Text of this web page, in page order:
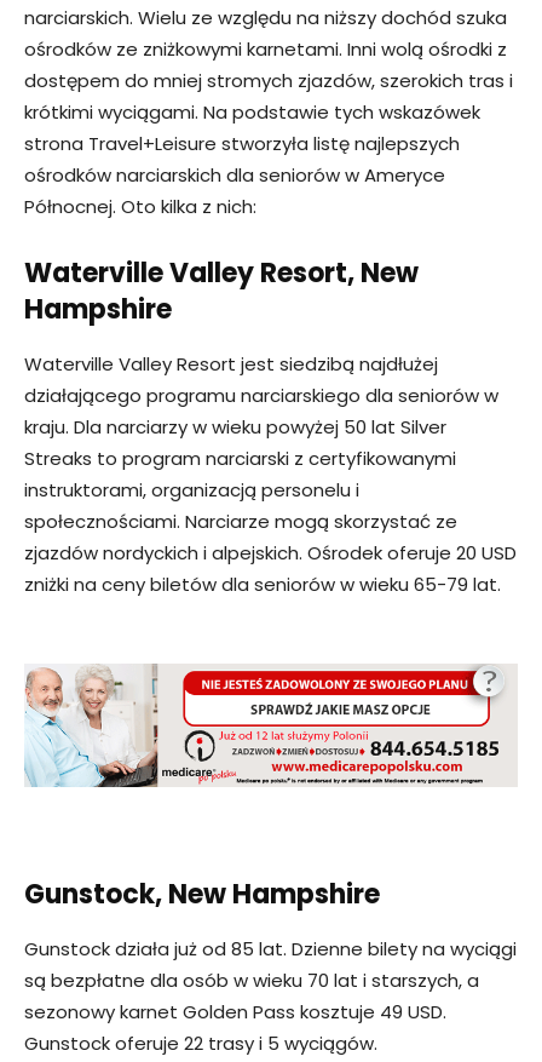
narciarskich. Wielu ze względu na niższy dochód szuka
ośrodków ze zniżkowymi karnetami. Inni wolą ośrodki z
dostępem do mniej stromych zjazdów, szerokich tras i
krótkimi wyciągami. Na podstawie tych wskazówek
strona Travel+Leisure stworzyła listę najlepszych
ośrodków narciarskich dla seniorów w Ameryce
Północnej. Oto kilka z nich:
Waterville Valley Resort, New
Hampshire
Waterville Valley Resort jest siedzibą najdłużej
działającego programu narciarskiego dla seniorów w
kraju. Dla narciarzy w wieku powyżej 50 lat Silver
Streaks to program narciarski z certyfikowanymi
instruktorami, organizacją personelu i
społecznościami. Narciarze mogą skorzystać ze
zjazdów nordyckich i alpejskich. Ośrodek oferuje 20 USD
zniżki na ceny biletów dla seniorów w wieku 65-79 lat.
Gunstock, New Hampshire
Gunstock działa już od 85 lat. Dzienne bilety na wyciągi
są bezpłatne dla osób w wieku 70 lat i starszych, a
sezonowy karnet Golden Pass kosztuje 49 USD.
Gunstock oferuje 22 trasy i 5 wyciągów.